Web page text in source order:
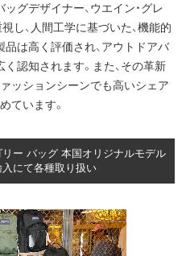
グデザイナー、ウエイン・グレ
し、人間工学に基づいた、機能的
は高く評価され、アウトドアバ
認知されます。また、その革新
ッションシーンでも高いシェア
ています。
ー バッグ 本国オリジナルモデル
にて各種取り扱い